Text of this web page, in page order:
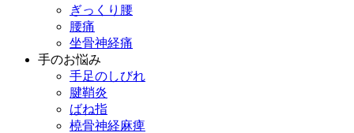
ぎっくり腰
腰痛
坐骨神経痛
手のお悩み
手足のしびれ
腱鞘炎
ばね指
橈骨神経麻痺